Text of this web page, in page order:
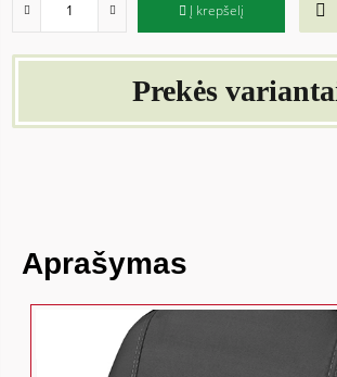
Į krepšelį
Prekės
Aprašymas